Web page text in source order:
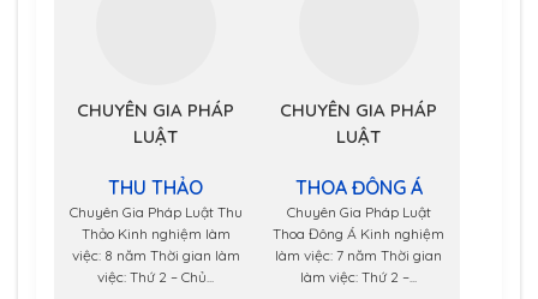
CHUYÊN GIA PHÁP
LUẬT
THU THẢO
Chuyên Gia Pháp Luật Thu
Thảo Kinh nghiệm làm
việc: 8 năm Thời gian làm
việc: Thứ 2 – Chủ...
CHUYÊN GIA PHÁP
LUẬT
THOA ĐÔNG Á
Chuyên Gia Pháp Luật
Thoa Đông Á Kinh nghiệm
làm việc: 7 năm Thời gian
làm việc: Thứ 2 –...